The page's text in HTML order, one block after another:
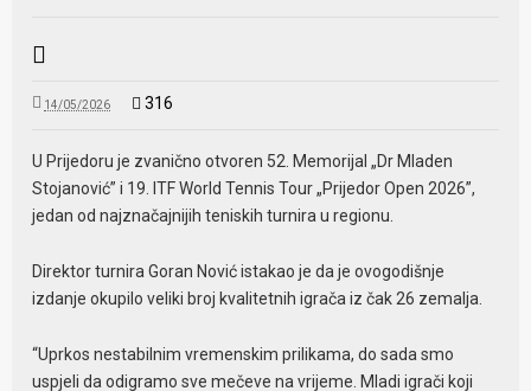
14/05/2026 316
U Prijedoru je zvanično otvoren 52. Memorijal „Dr Mladen
Stojanović” i 19. ITF World Tennis Tour „Prijedor Open 2026”,
jedan od najznačajnijih teniskih turnira u regionu.
Direktor turnira Goran Nović istakao je da je ovogodišnje
izdanje okupilo veliki broj kvalitetnih igrača iz čak 26 zemalja.
“Uprkos nestabilnim vremenskim prilikama, do sada smo
uspjeli da odigramo sve mečeve na vrijeme. Mladi igrači koji